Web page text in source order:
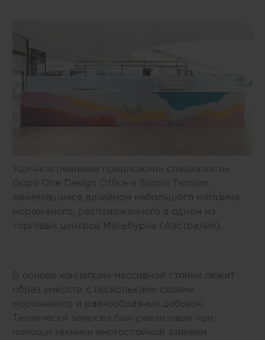
Удачное решение предложили специалисты
бюро One Design Office и Studio Twocan,
занимавшиеся дизайном небольшого магазина
мороженого, расположенного в одном из
торговых центров Мельбурна (Австралия).
В основе концепции массивной стойки лежит
образ емкости с несколькими слоями
мороженого и разнообразных добавок.
Технически замысел был реализован при
помощи техники многослойной заливки